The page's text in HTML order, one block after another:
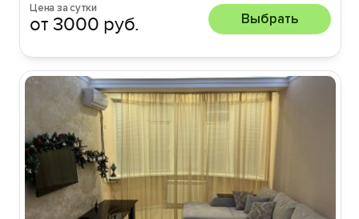
Цена за сутки
от 3000 руб. Выбрать